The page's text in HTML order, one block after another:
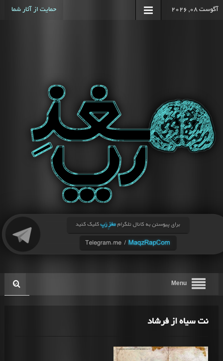
آگوست 08, 2026 حمایت از آثار شما
Menu
نت سیاه از فرشاد